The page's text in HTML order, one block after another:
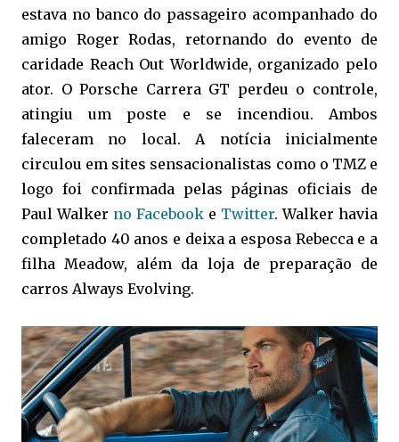
estava no banco do passageiro acompanhado do
amigo Roger Rodas, retornando do evento de
caridade Reach Out Worldwide, organizado pelo
ator. O Porsche Carrera GT perdeu o controle,
atingiu um poste e se incendiou. Ambos
faleceram no local. A notícia inicialmente
circulou em sites sensacionalistas como o TMZ e
logo foi confirmada pelas páginas oficiais de
Paul Walker no Facebook e Twitter. Walker havia
completado 40 anos e deixa a esposa Rebecca e a
filha Meadow, além da loja de preparação de
carros Always Evolving.